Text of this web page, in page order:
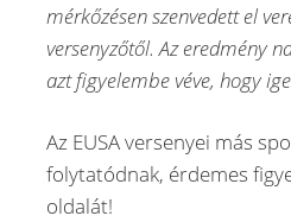
mérkőzésen szenvedett el
versenyzőtől. Az eredmény
azt figyelembe véve, hogy
Az EUSA versenyei más
folytatódnak, érdemes
oldalát!